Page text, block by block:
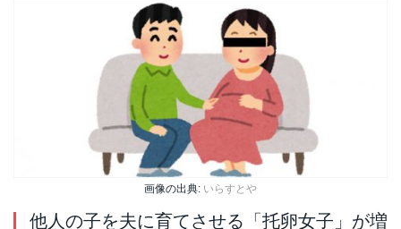
画像の出典: いらすとや
他人の子を夫に育てさせる「托卵女子」が増